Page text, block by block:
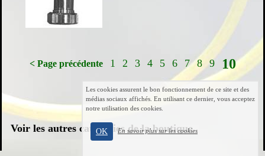
< Page précédente 1 2 3 4 5 6 7 8 9 10
Voir les autres catégories de la boutique
Les cookies assurent le bon fonctionnement de ce site et des
médias sociaux affichés. En utilisant ce dernier, vous acceptez
notre utilisation des cookies.
OK En savoir plus sur les cookies